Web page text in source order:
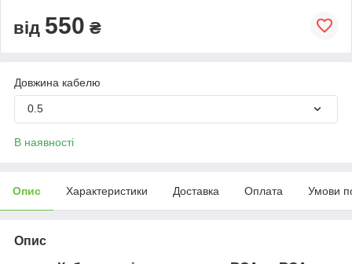
від 550 ₴
Довжина кабелю
0.5
В наявності
Опис Характеристики Доставка Оплата Умови
Опис